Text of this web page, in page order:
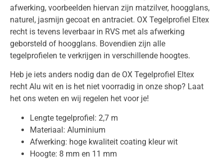
afwerking, voorbeelden hiervan zijn matzilver, hoogglans,
naturel, jasmijn gecoat en antraciet. OX Tegelprofiel Eltex
recht is tevens leverbaar in RVS met als afwerking
geborsteld of hoogglans. Bovendien zijn alle
tegelprofielen te verkrijgen in verschillende hoogtes.
Heb je iets anders nodig dan de OX Tegelprofiel Eltex
recht Alu wit en is het niet voorradig in onze shop? Laat
het ons weten en wij regelen het voor je!
Lengte tegelprofiel: 2,7 m
Materiaal: Aluminium
Afwerking: hoge kwaliteit coating kleur wit
Hoogte: 8 mm en 11 mm